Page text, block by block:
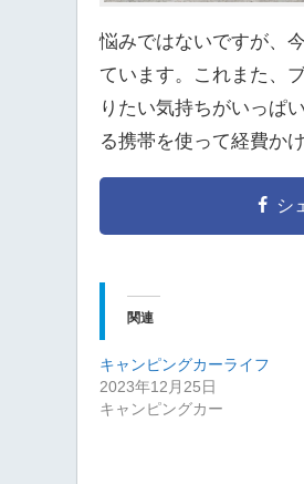
悩みではないですが、
ています。これまた、
りたい気持ちがいっぱ
る携帯を使って経費か
シ
関連
キャンピングカーライフ
2023年12月25日
キャンピングカー